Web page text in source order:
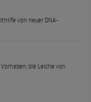
von neuer DNA-
die Leiche von